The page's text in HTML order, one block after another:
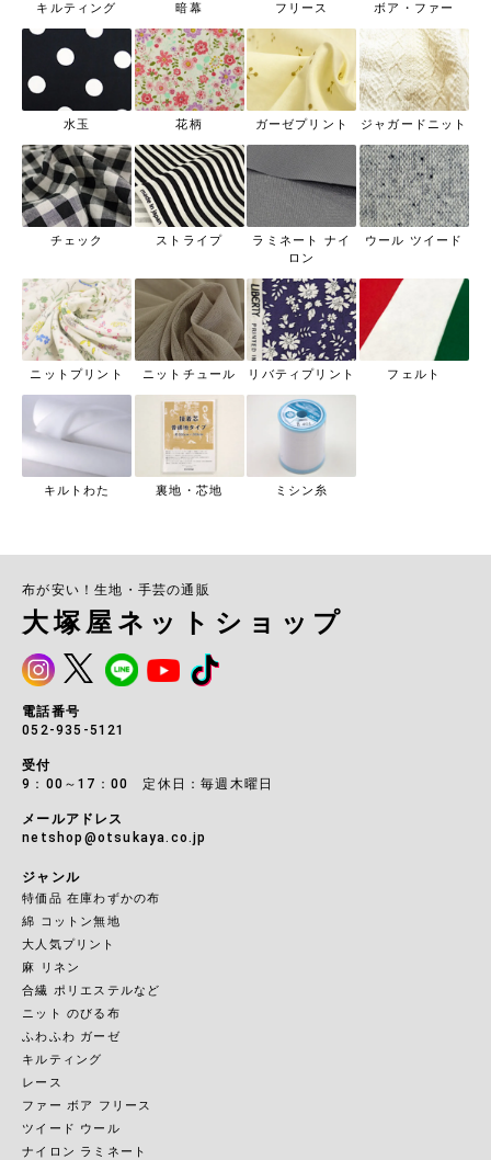
キルティング 暗幕 フリース ボア・ファー
水玉 花柄 ガーゼプリント ジャガードニット
チェック ストライプ
ラミネート ナイ
ロン
ウール ツイード
ニットプリント ニットチュール リバティプリント フェルト
キルトわた 裏地・芯地 ミシン糸
布が安い！生地・手芸の通販
大塚屋ネットショップ
電話番号
052-935-5121
受付
9：00～17：00 定休日：毎週木曜日
メールアドレス
netshop@otsukaya.co.jp
ジャンル
特価品 在庫わずかの布
綿 コットン無地
大人気プリント
麻 リネン
合繊 ポリエステルなど
ニット のびる布
ふわふわ ガーゼ
キルティング
レース
ファー ボア フリース
ツイード ウール
ナイロン ラミネート